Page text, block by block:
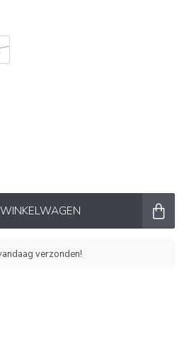
verzonden!